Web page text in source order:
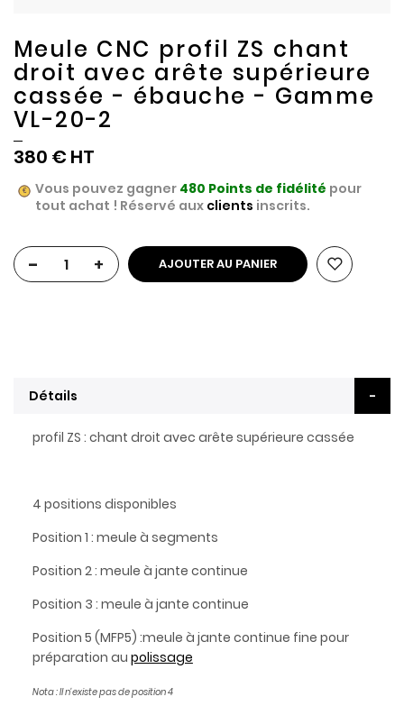
Meule CNC profil ZS chant
droit avec arête supérieure
cassée - ébauche - Gamme
VL-20-2
380 €
Vous pouvez gagner 480 Points de fidélité pour
tout achat ! Réservé aux clients inscrits.
- + AJOUTER AU PANIER
Détails
profil ZS : chant droit avec arête supérieure cassée
4 positions disponibles
Position 1 : meule à segments
Position 2 : meule à jante continue
Position 3 : meule à jante continue
Position 5 (MFP5) :meule à jante continue fine pour
préparation au polissage
Nota : Il n'existe pas de position 4